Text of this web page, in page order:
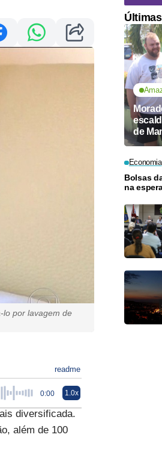
lo por lavagem de
readme
0:00 1.0x
diversificada.
além de 100
de
Economia
Bolsas
na